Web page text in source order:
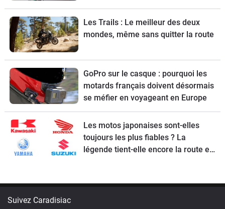
Les Trails : Le meilleur des deux
mondes, même sans quitter la route
GoPro sur le casque : pourquoi les
motards français doivent désormais
se méfier en voyageant en Europe
Les motos japonaises sont-elles
toujours les plus fiables ? La
légende tient-elle encore la route en
Suivez Caradisiac